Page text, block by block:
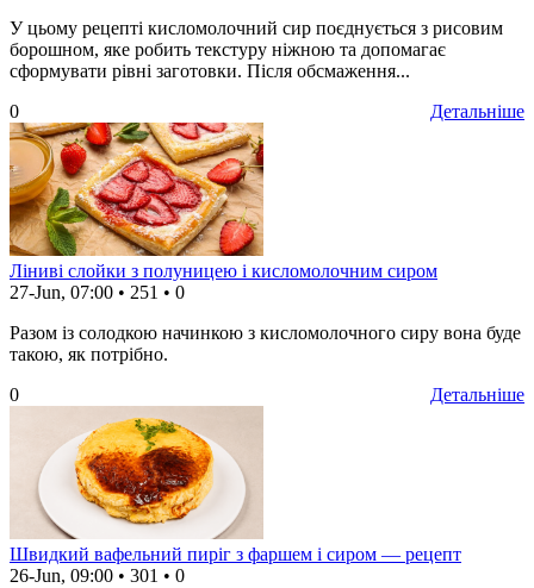
У цьому рецепті кисломолочний сир поєднується з рисовим
борошном, яке робить текстуру ніжною та допомагає
сформувати рівні заготовки. Після обсмаження...
Детальніше
0
Ліниві слойки з полуницею і кисломолочним сиром
27-Jun, 07:00 • 251 • 0
Разом із солодкою начинкою з кисломолочного сиру вона буде
такою, як потрібно.
Детальніше
0
Швидкий вафельний пиріг з фаршем і сиром — рецепт
26-Jun, 09:00 • 301 • 0